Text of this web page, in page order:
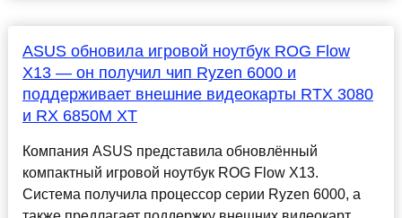
ASUS обновила игровой ноутбук ROG Flow
X13 — он получил чип Ryzen 6000 и
поддерживает внешние видеокарты RTX 3080
и RX 6850M XT
Компания ASUS представила обновлённый
компактный игровой ноутбук ROG Flow X13.
Система получила процессор серии Ryzen 6000, а